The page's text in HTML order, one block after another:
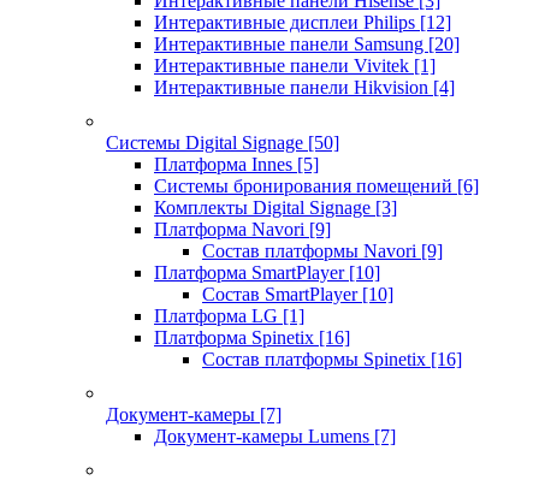
Интерактивные дисплеи Philips [12]
Интерактивные панели Samsung [20]
Интерактивные панели Vivitek [1]
Интерактивные панели Hikvision [4]
Системы Digital Signage [50]
Платформа Innes [5]
Системы бронирования помещений [6]
Комплекты Digital Signage [3]
Платформа Navori [9]
Состав платформы Navori [9]
Платформа SmartPlayer [10]
Состав SmartPlayer [10]
Платформа LG [1]
Платформа Spinetix [16]
Состав платформы Spinetix [16]
Документ-камеры [7]
Документ-камеры Lumens [7]